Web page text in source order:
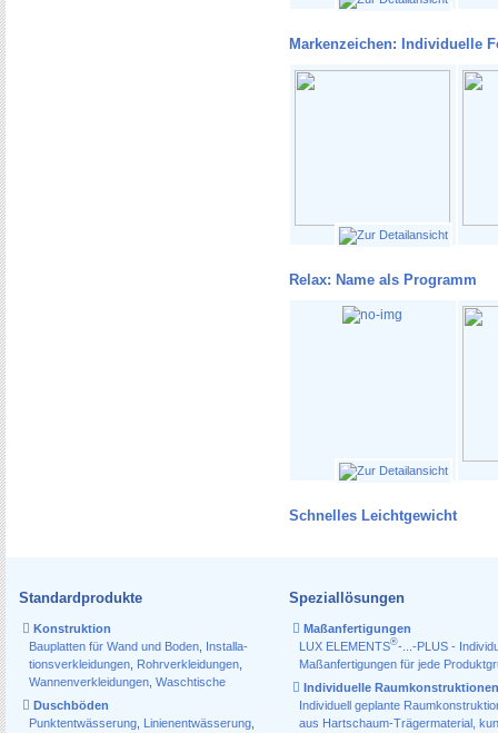
Markenzeichen: Individuelle
Relax: Name als Programm
Schnelles Leichtgewicht
Standardprodukte
Konstruktion
Bauplatten für Wand und Boden Installa­
tions­verkleidungen Rohr­verkleidungen
Wannen­verkleidungen Waschtische
Duschböden
Punktentwässerung Linienentwässerung
Speziallösungen
Maßanfertigungen
LUX ELEMENTS®-...-PLUS -
Maßanfertigungen für jede
Individuelle Raumkonstruktionen
Individuell geplante
aus Hartschaum-Trägermaterial,